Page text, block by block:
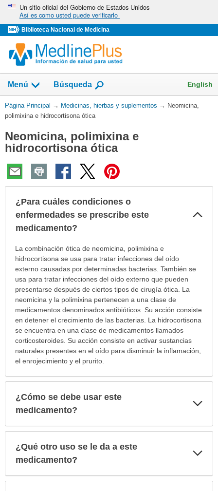
Omita
vaya
al
Contenido
Un sitio oficial del Gobierno de Estados Unidos
Así es como usted puede verificarlo
Biblioteca Nacional de Medicina
Menú
Mostrar
campo
de
Búsqueda English
Usted
está
Página Principal → Medicinas, hierbas y suplementos → Neomicina,
polimixina e hidrocortisona ótica
Neomicina, polimixina e
hidrocortisona ótica
¿Para cuáles condiciones o
enfermedades se prescribe este
medicamento?
¿Para
cuáles
condiciones
enfermedades
prescribe
este
medicamento?
sido
extendido.
La combinación ótica de neomicina, polimixina e
hidrocortisona se usa para tratar infecciones del oído
externo causadas por determinadas bacterias. También se
usa para tratar infecciones del oído externo que pueden
presentarse después de ciertos tipos de cirugía ótica. La
neomicina y la polimixina pertenecen a una clase de
medicamentos denominados antibióticos. Su acción consiste
en detener el crecimiento de las bacterias. La hidrocortisona
se encuentra en una clase de medicamentos llamados
corticosteroides. Su acción consiste en activar sustancias
naturales presentes en el oído para disminuir la inflamación,
el enrojecimiento y el prurito.
¿Cómo se debe usar este
medicamento?
¿Qué otro uso se le da a este
medicamento?